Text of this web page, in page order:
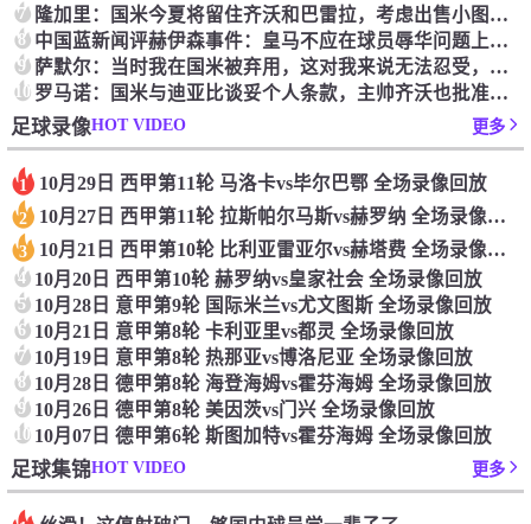
7 隆加里：国米今夏将留住齐沃和巴雷拉，考虑出售小图拉姆和恰20
8 中国蓝新闻评赫伊森事件：皇马不应在球员辱华问题上当鸵鸟
9 萨默尔：当时我在国米被弃用，这对我来说无法忍受，所以选择离队
10 罗马诺：国米与迪亚比谈妥个人条款，主帅齐沃也批准了这笔交易
足球录像HOT VIDEO 更多
1 10月29日 西甲第11轮 马洛卡vs毕尔巴鄂 全场录像回放
2 10月27日 西甲第11轮 拉斯帕尔马斯vs赫罗纳 全场录像回放
3 10月21日 西甲第10轮 比利亚雷亚尔vs赫塔费 全场录像回放
4 10月20日 西甲第10轮 赫罗纳vs皇家社会 全场录像回放
5 10月28日 意甲第9轮 国际米兰vs尤文图斯 全场录像回放
6 10月21日 意甲第8轮 卡利亚里vs都灵 全场录像回放
7 10月19日 意甲第8轮 热那亚vs博洛尼亚 全场录像回放
8 10月28日 德甲第8轮 海登海姆vs霍芬海姆 全场录像回放
9 10月26日 德甲第8轮 美因茨vs门兴 全场录像回放
10 10月07日 德甲第6轮 斯图加特vs霍芬海姆 全场录像回放
足球集锦HOT VIDEO 更多